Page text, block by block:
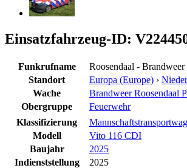
Einsatzfahrzeug-ID:
Funkrufname Roosendaal -
Standort
Europa (Europe) ›
Wache
Brandweer Roosendaal
Obergruppe
Feuerwehr
Klassifizierung
Modell
Vito 116 CDI
Baujahr
2025
Indienststellung
2025